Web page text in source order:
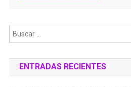
ENTRADAS RECIENTES